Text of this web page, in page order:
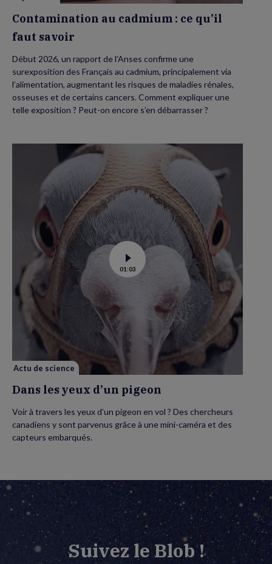
Contamination au cadmium : ce qu’il
faut savoir
Début 2026, un rapport de l’Anses confirme une
surexposition des Français au cadmium, principalement via
l’alimentation, augmentant les risques de maladies rénales,
osseuses et de certains cancers. Comment expliquer une
telle exposition ? Peut-on encore s’en débarrasser ?
Voir
la
vidéo
01:03
Actu de science
Dans les yeux d’un pigeon
Voir à travers les yeux d’un pigeon en vol ? Des chercheurs
canadiens y sont parvenus grâce à une mini-caméra et des
capteurs embarqués.
Suivez le Blob !